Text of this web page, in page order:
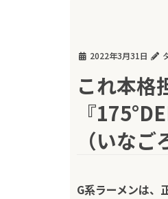
2022年3月31日
これ本格
『
（いなご
G系ラーメンは、